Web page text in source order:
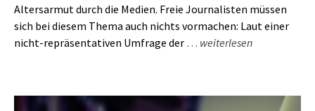
Altersarmut durch die Medien. Freie Journalisten müssen
sich bei diesem Thema auch nichts vormachen: Laut einer
nicht-repräsentativen Umfrage der … weiterlesen